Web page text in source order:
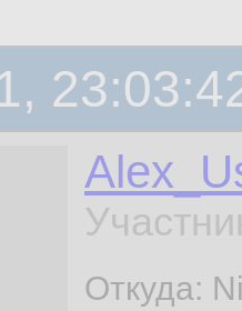
Откуда: